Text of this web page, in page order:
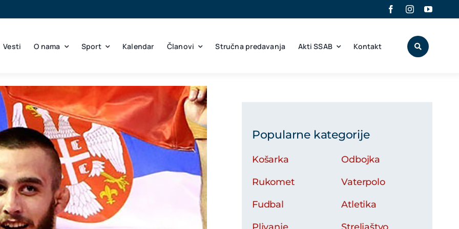
Vesti O nama Sport Kalendar Članovi Stručna predavanja Akti SSAB Kontakt
Popularne kategorije
Košarka
Rukomet
Fudbal
Odbojka
Vaterpolo
Atletika